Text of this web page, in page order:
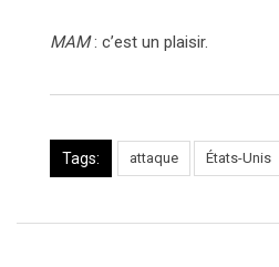
MAM: c’est un plaisir.
Tags: attaque États-Unis